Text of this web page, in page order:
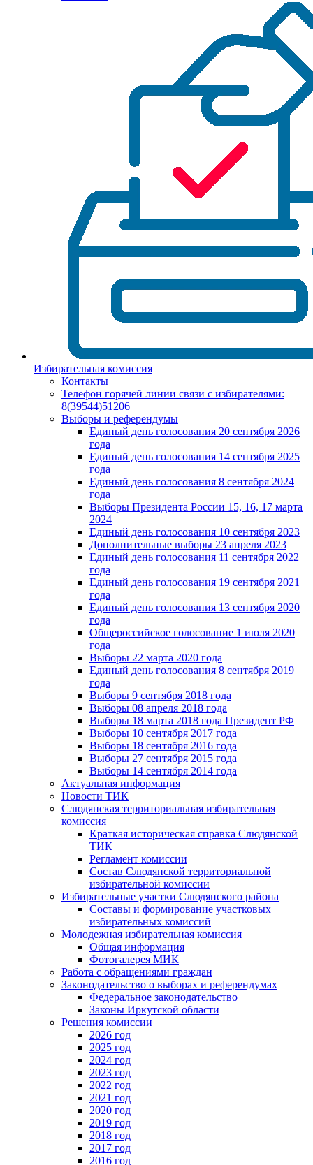
Избирательная комиссия
Контакты
Телефон горячей линии связи с избирателями:
8(39544)51206
Выборы и референдумы
Единый день голосования 20 сентября 2026
года
Единый день голосования 14 сентября 2025
года
Единый день голосования 8 сентября 2024
года
Выборы Президента России 15, 16, 17 марта
2024
Единый день голосования 10 сентября 2023
Дополнительные выборы 23 апреля 2023
Единый день голосования 11 сентября 2022
года
Единый день голосования 19 сентября 2021
года
Единый день голосования 13 сентября 2020
года
Общероссийское голосование 1 июля 2020
года
Выборы 22 марта 2020 года
Единый день голосования 8 сентября 2019
года
Выборы 9 сентября 2018 года
Выборы 08 апреля 2018 года
Выборы 18 марта 2018 года Президент РФ
Выборы 10 сентября 2017 года
Выборы 18 сентября 2016 года
Выборы 27 сентября 2015 года
Выборы 14 сентября 2014 года
Актуальная информация
Новости ТИК
Слюдянская территориальная избирательная
комиссия
Краткая историческая справка Слюдянской
ТИК
Регламент комиссии
Состав Слюдянской территориальной
избирательной комиссии
Избирательные участки Слюдянского района
Составы и формирование участковых
избирательных комиссий
Молодежная избирательная комиссия
Общая информация
Фотогалерея МИК
Работа с обращениями граждан
Законодательство о выборах и референдумах
Федеральное законодательство
Законы Иркутской области
Решения комиссии
2026 год
2025 год
2024 год
2023 год
2022 год
2021 год
2020 год
2019 год
2018 год
2017 год
2016 год